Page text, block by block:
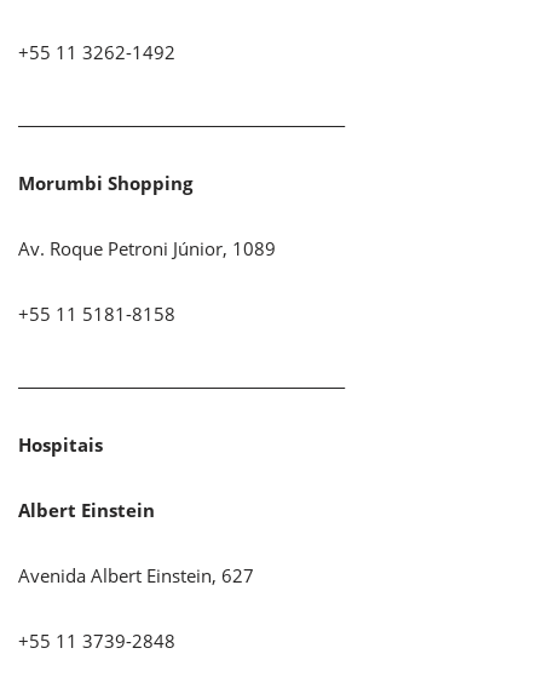
+55 11 3262-1492
Morumbi Shopping
Av. Roque Petroni Júnior, 1089
+55 11 5181-8158
Hospitais
Albert Einstein
Avenida Albert Einstein, 627
+55 11 3739-2848